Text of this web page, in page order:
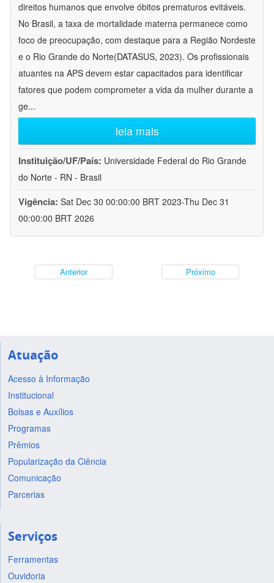
direitos humanos que envolve óbitos prematuros evitáveis.
No Brasil, a taxa de mortalidade materna permanece como
foco de preocupação, com destaque para a Região Nordeste
e o Rio Grande do Norte(DATASUS, 2023). Os profissionais
atuantes na APS devem estar capacitados para identificar
fatores que podem comprometer a vida da mulher durante a
ge...
leia mais
Instituição/UF/País: Universidade Federal do Rio Grande
do Norte - RN - Brasil
Vigência: Sat Dec 30 00:00:00 BRT 2023-Thu Dec 31
00:00:00 BRT 2026
Anterior Próximo
Atuação
Acesso à Informação
Institucional
Bolsas e Auxílios
Programas
Prêmios
Popularização da Ciência
Comunicação
Parcerias
Serviços
Ferramentas
Ouvidoria